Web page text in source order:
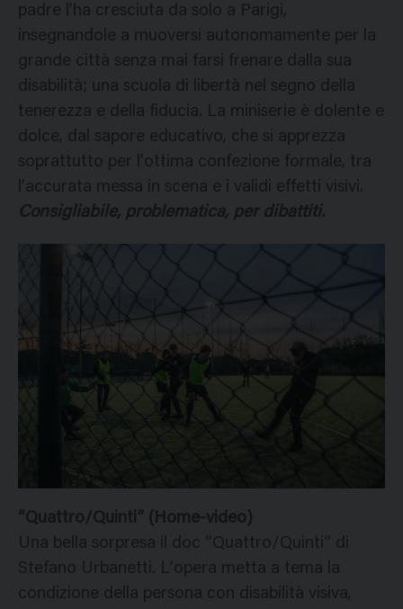
padre l’ha cresciuta da solo a Parigi,
insegnandole a muoversi autonomamente per la
grande città senza mai farsi frenare dalla sua
disabilità; una scuola di libertà nel segno della
tenerezza e della fiducia. La miniserie è dolente e
dolce, dal sapore educativo, che si apprezza
soprattutto per l’ottima confezione formale, tra
l’accurata messa in scena e i validi effetti visivi.
Consigliabile, problematica, per dibattiti.
“Quattro/Quinti” (Home-video)
Una bella sorpresa il doc “Quattro/Quinti” di
Stefano Urbanetti. L’opera metta a tema la
condizione della persona con disabilità visiva,